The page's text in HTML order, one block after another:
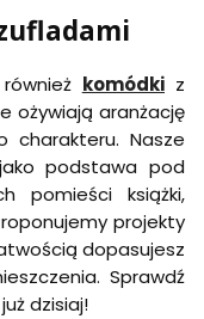
komódkiz
ożywiają aranżację
charakteru. Nasze
podstawa pod
pomieści książki,
projekty
dopasujesz
Sprawdź
dzisiaj!